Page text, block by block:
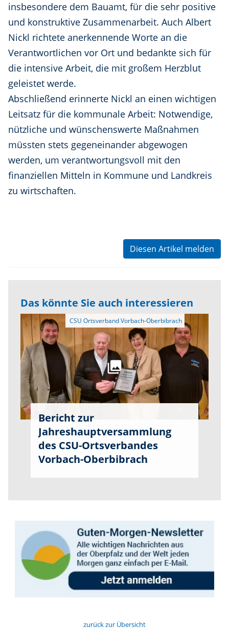
insbesondere dem Bauamt, für die sehr positive
und konstruktive Zusammenarbeit. Auch Albert
Nickl richtete anerkennende Worte an die
Verantwortlichen vor Ort und bedankte sich für
die intensive Arbeit, die mit großem Herzblut
geleistet werde.
Abschließend erinnerte Nickl an einen wichtigen
Leitsatz für die kommunale Arbeit: Notwendige,
nützliche und wünschenswerte Maßnahmen
müssten stets gegeneinander abgewogen
werden, um verantwortungsvoll mit den
finanziellen Mitteln in Kommune und Landkreis
zu wirtschaften.
Diesen Artikel melden
Das könnte Sie auch interessieren
CSU Ortsverband Vorbach-Oberbibrach
Bericht zur
Jahreshauptversammlung
des CSU-Ortsverbandes
Vorbach-Oberbibrach
zurück zur Übersicht